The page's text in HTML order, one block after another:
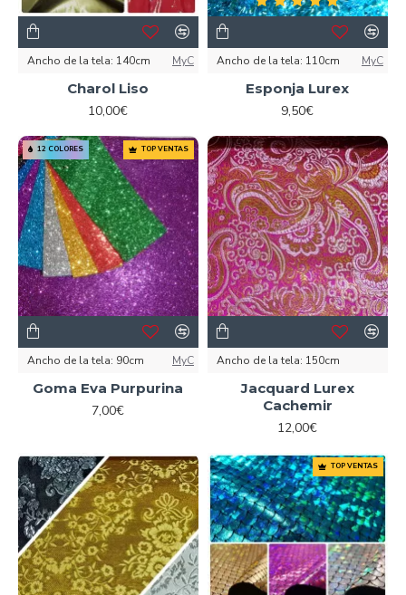
Ancho de la tela: 140cm MyC
Charol Liso
10,00€
Ancho de la tela: 110cm MyC
Esponja Lurex
9,50€
TOP VENTAS
12 COLORES
Ancho de la tela: 90cm MyC
Goma Eva Purpurina
7,00€
Ancho de la tela: 150cm
Jacquard Lurex
Cachemir
12,00€
TOP VENTAS